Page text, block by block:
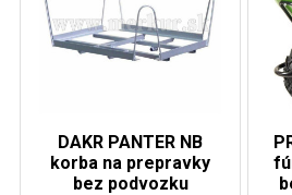
DAKR PANTER NB
korba na prepravky
bez podvozku